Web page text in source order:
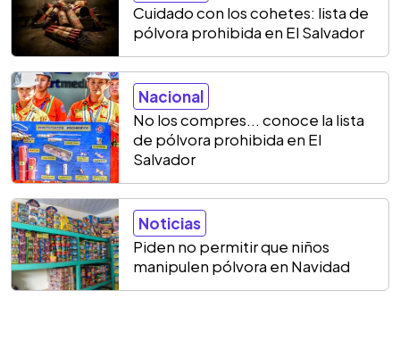
Cuidado con los cohetes: lista de
pólvora prohibida en El Salvador
Nacional
No los compres... conoce la lista
de pólvora prohibida en El
Salvador
Noticias
Piden no permitir que niños
manipulen pólvora en Navidad